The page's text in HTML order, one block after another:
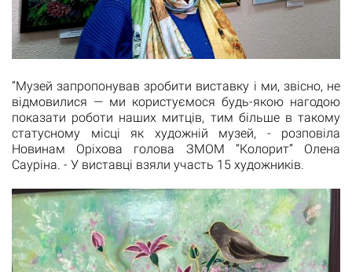
“Музей запропонував зробити виставку і ми, звісно, не
відмовилися — ми користуємося будь-якою нагодою
показати роботи наших митців, тим більше в такому
статусному місці як художній музей, - розповіла
Новинам Оріхова голова ЗМОМ “Колорит” Олена
Сауріна. - У виставці взяли участь 15 художників.